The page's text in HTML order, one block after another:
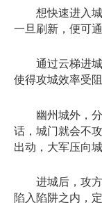
想快速进入城
一旦刷新，便可通
通过云梯进城
使得攻城效率受
幽州城外，分
话，城门就会不
出动，大军压向城
进城后，攻方
陷入陷阱之内，